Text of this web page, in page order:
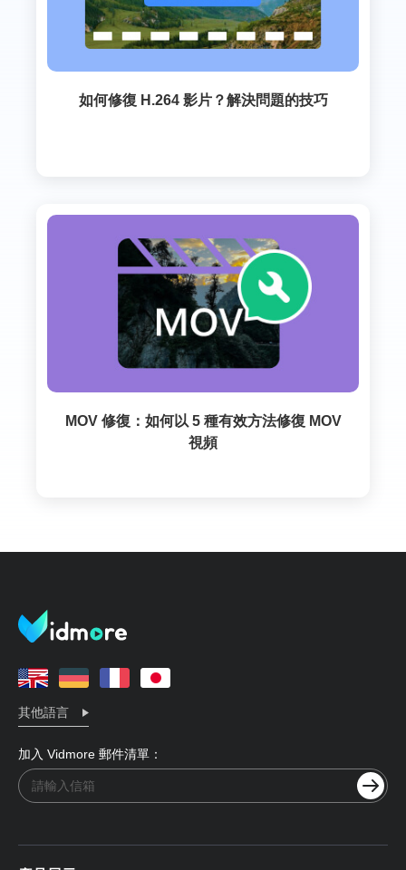
如何修復 H.264 影片？解決問題的技巧
MOV 修復：如何以 5 種有效方法修復 MOV
視頻
其他語言
加入 Vidmore 郵件清單：